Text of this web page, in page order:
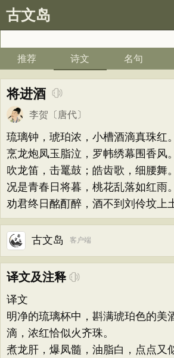
古文岛
推荐 诗文 名句
将进酒
李贺 〔唐代〕
琉璃钟，琥珀浓，小槽酒滴真珠红。
烹龙炮凤玉脂泣，罗帏绣幕围香风。
吹龙笛，击鼍鼓；皓齿歌，细腰舞。
况是青春日将暮，桃花乱落如红雨。
劝君终日酩酊醉，酒不到刘伶坟上
古文岛 客户端
译文及注释
译文
明净的琉璃杯中，斟满琥珀色的美
滴，浓红恰似火齐珠。
煮龙肝，爆凤髓，油脂白，点点又